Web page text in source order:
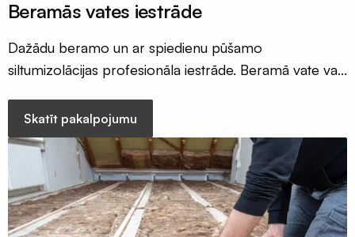
Beramās vates iestrāde
Dažādu beramo un ar spiedienu pūšamo
siltumizolācijas profesionāla iestrāde. Beramā vate var
minerālvate, vai celuloze tās visi ir siltumizolācijas
materiāli
Skatīt pakalpojumu
materiāli